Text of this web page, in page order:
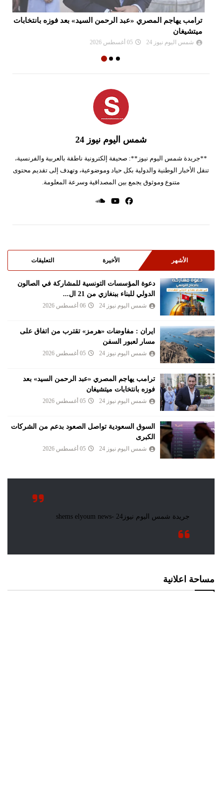
ترامب يهاجم المصري «عبد الرحمن السيد» بعد فوزه بانتخابات
ميتشيغان
شمس اليوم نيوز 24 05 أغسطس 2026
شمس اليوم نيوز 24
**جريدة شمس اليوم نيوز**: صحيفة إلكترونية ناطقة بالعربية والفرنسية،
تنقل الأخبار الوطنية والدولية بكل حياد وموضوعية، وتهدف إلى تقديم محتوى
متنوع وموثوق يجمع بين المصداقية وسرعة المعلومة.
الأشهر الأخيرة التعليقات
دعوة المؤسسات التونسية للمشاركة في الصالون
الدولي للبناء ببنغازي من 21 ال...
شمس اليوم نيوز 24 06 أغسطس 2026
ايران : مفاوضات «هرمز» تقترب من اتفاق على
مسار لعبور السفن
شمس اليوم نيوز 24 05 أغسطس 2026
ترامب يهاجم المصري «عبد الرحمن السيد» بعد
فوزه بانتخابات ميتشيغان
شمس اليوم نيوز 24 05 أغسطس 2026
السوق السعودية تواصل الصعود بدعم من الشركات
الكبرى
شمس اليوم نيوز 24 05 أغسطس 2026
مساحة اعلانية